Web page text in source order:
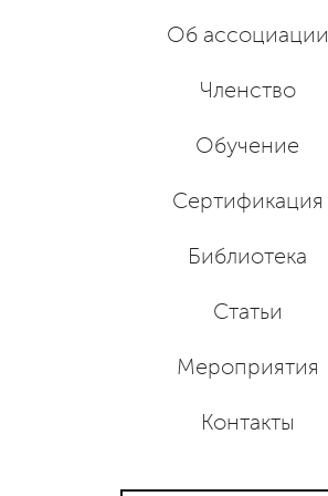
Об ассоциации
Членство
Обучение
Сертификация
Библиотека
Статьи
Мероприятия
Контакты